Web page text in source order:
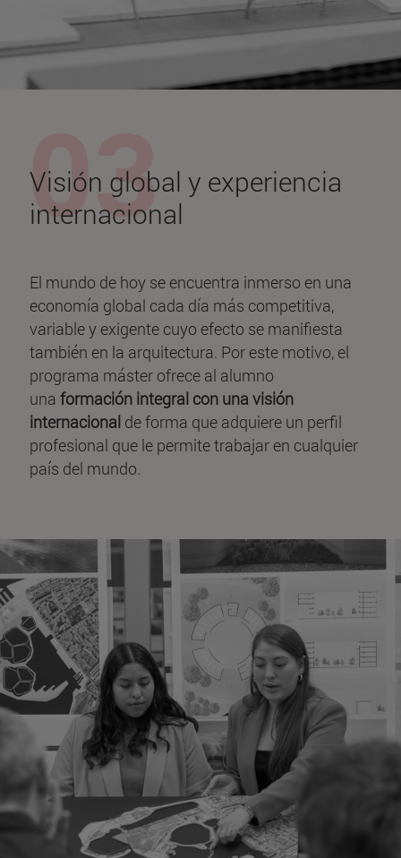
Visión global y experiencia
internacional
El mundo de hoy se encuentra inmerso en una
economía global cada día más competitiva,
variable y exigente cuyo efecto se manifiesta
también en la arquitectura. Por este motivo, el
programa máster ofrece al alumno
una formación integral con una visión
internacionalde forma que adquiere un perfil
profesional que le permite trabajar en cualquier
país del mundo.